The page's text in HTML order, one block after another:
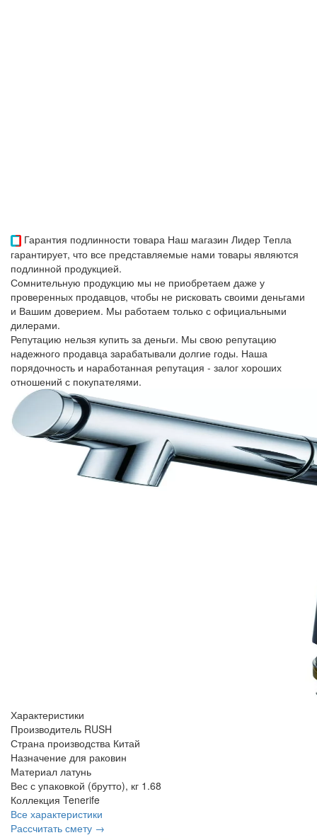
Гарантия подлинности товара Наш магазин Лидер Тепла
гарантирует, что все представляемые нами товары являются
подлинной продукцией.
Сомнительную продукцию мы не приобретаем даже у
проверенных продавцов, чтобы не рисковать своими деньгами
и Вашим доверием. Мы работаем только с официальными
дилерами.
Репутацию нельзя купить за деньги. Мы свою репутацию
надежного продавца зарабатывали долгие годы. Наша
порядочность и наработанная репутация - залог хороших
отношений с покупателями.
Характеристики
Производитель RUSH
Страна производства Китай
Назначение для раковин
Материал латунь
Вес с упаковкой (брутто), кг 1.68
Коллекция Tenerife
Все характеристики
Рассчитать смету →